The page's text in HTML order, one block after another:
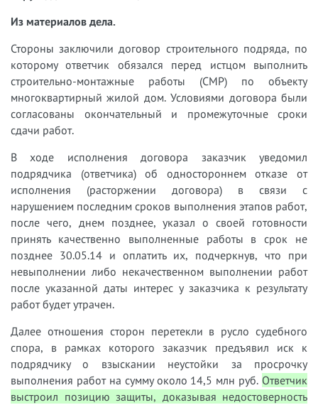
Из материалов дела.
Стороны заключили договор строительного подряда, по
которому ответчик обязался перед истцом выполнить
строительно-монтажные работы (СМР) по объекту
многоквартирный жилой дом. Условиями договора были
согласованы окончательный и промежуточные сроки
сдачи работ.
В ходе исполнения договора заказчик уведомил
подрядчика (ответчика) об одностороннем отказе от
исполнения (расторжении договора) в связи с
нарушением последним сроков выполнения этапов работ,
после чего, днем позднее, указал о своей готовности
принять качественно выполненные работы в срок не
позднее 30.05.14 и оплатить их, подчеркнув, что при
невыполнении либо некачественном выполнении работ
после указанной даты интерес у заказчика к результату
работ будет утрачен.
Далее отношения сторон перетекли в русло судебного
спора, в рамках которого заказчик предъявил иск к
подрядчику о взыскании неустойки за просрочку
выполнения работ на сумму около 14,5 млн руб. Ответчик
выстроил позицию защиты, доказывая недостоверность